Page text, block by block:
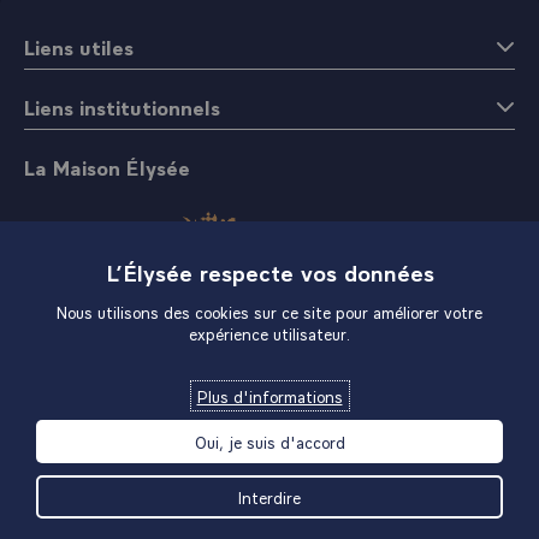
Liens utiles
Liens institutionnels
La Maison Élysée
L’Élysée respecte vos données
Nous utilisons des cookies sur ce site pour améliorer votre
expérience utilisateur.
Plus d'informations
Oui, je suis d'accord
Interdire